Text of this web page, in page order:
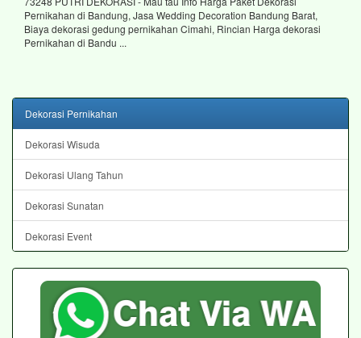
Pernikahan di Bandung, Jasa Wedding Decoration Bandung Barat,
Biaya dekorasi gedung pernikahan Cimahi, Rincian Harga dekorasi
Pernikahan di Bandu ...
Dekorasi Pernikahan
Dekorasi Wisuda
Dekorasi Ulang Tahun
Dekorasi Sunatan
Dekorasi Event